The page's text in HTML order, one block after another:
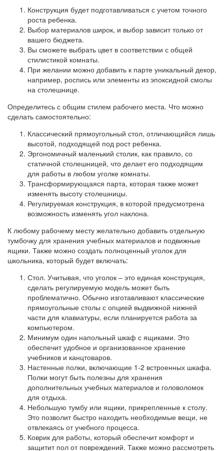
Конструкция будет подготавливаться с учетом точного
роста ребенка.
Выбор материалов широк, и выбор зависит только от
вашего бюджета.
Вы сможете выбрать цвет в соответствии с общей
стилистикой комнаты.
При желании можно добавить к парте уникальный декор,
например, роспись или элементы из эпоксидной смолы
на столешнице.
Определитесь с общим стилем рабочего места. Что можно
сделать самостоятельно:
Классический прямоугольный стол, отличающийся лишь
высотой, подходящей под рост ребенка.
Эргономичный маленький столик, как правило, со
статичной столешницей, что делает его подходящим
для работы в любом уголке комнаты.
Трансформирующаяся парта, которая также может
изменять высоту столешницы.
Регулируемая конструкция, в которой предусмотрена
возможность изменять угол наклона.
К любому рабочему месту желательно добавить отдельную
тумбочку для хранения учебных материалов и подвижные
ящики. Также можно создать полноценный уголок для
школьника, который будет включать:
Стол. Учитывая, что уголок – это единая конструкция,
сделать регулируемую модель может быть
проблематично. Обычно изготавливают классические
прямоугольные столы с опцией выдвижной нижней
части для клавиатуры, если планируется работа за
компьютером.
Минимум один напольный шкаф с ящиками. Это
обеспечит удобное и организованное хранение
учебников и канцтоваров.
Настенные полки, включающие 1-2 встроенных шкафа.
Полки могут быть полезны для хранения
дополнительных учебных материалов и головоломок
для отдыха.
Небольшую тумбу или ящики, прикрепленные к столу.
Это позволит быстро находить необходимые вещи, не
отвлекаясь от учебного процесса.
Коврик для работы, который обеспечит комфорт и
защитит пол от повреждений. Также можно рассмотреть